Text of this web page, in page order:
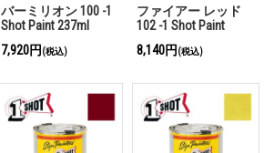
バーミリオン 100 -1
Shot Paint 237ml
7,920円 (税込)
ファイアー レッド
102 -1 Shot Paint
237ml
8,140円 (税込)